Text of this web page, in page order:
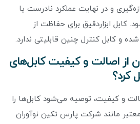
و در نهایت عملکرد نادرست یا
ابزاردقیق برای حفاظت از
و کابل کنترل چنین قابلیتی ندارد.
از اصالت و کیفیت کابل‌های
کرد؟
و کیفیت، توصیه می‌شود کابل‌ها را
مانند شرکت پارس تکین نوآوران